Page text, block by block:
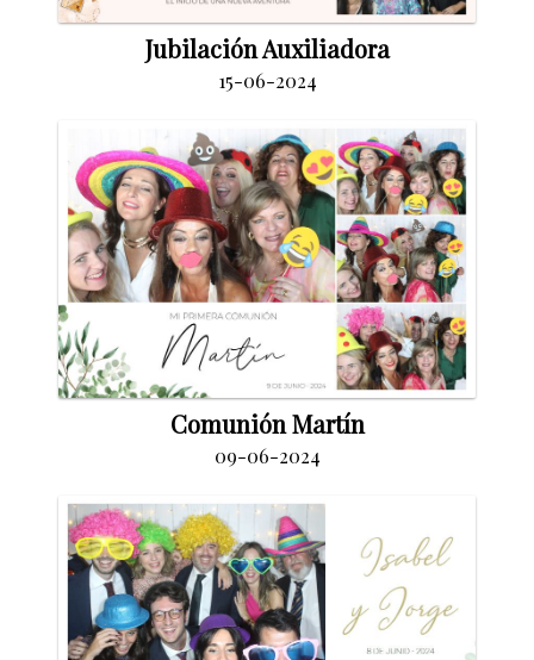
Jubilación Auxiliadora
15-06-2024
Comunión Martín
09-06-2024